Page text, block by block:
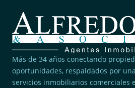
Más de 34 años conectando
oportunidades, respaldados por
servicios inmobiliarios comerciales